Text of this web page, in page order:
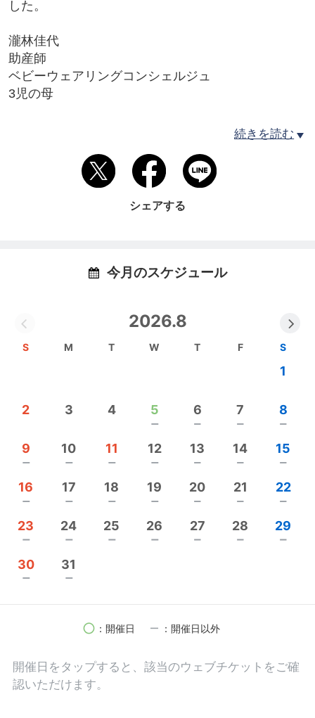
した。
瀧林佳代
助産師
ベビーウェアリングコンシェルジュ
3児の母
l.php?targetUsr=0000097896
tsukitenshin.1010@gmail.com
しく寄り添う』という意味が込められています。
心：何よりもその人の心を大切に
3000円(当別、恵庭など)
（高速利用時別途）
(コインパーキング使用時別途)
🌝からだメンテナンス🌝
クラニオセイクラルセラピーとは。
脳脊髄液の流れを促し自然治癒力を高めるもの。
妊娠中からお産後まで安心して受けていただくこと
①妊婦さんのためのからだケア
マイナートラブル改善コース。
続きを読む
シェアする
今月のスケジュール
2026.8
S M T W T F S
1
2 3 4 5
remove
6
remove
7
remove
8
remove
9
remove
10
remove
11
remove
12
remove
13
remove
14
remove
15
remove
16
remove
17
remove
18
remove
19
remove
20
remove
21
remove
22
remove
23
remove
24
remove
25
remove
26
remove
27
remove
28
remove
29
remove
30
remove
31
remove
circle ：開催日 remove ：開催日以外
開催日を タップすると、該当のウェブチケットをご確
認いただけます。